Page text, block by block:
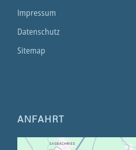
Impressum
Datenschutz
Sitemap
ANFAHRT